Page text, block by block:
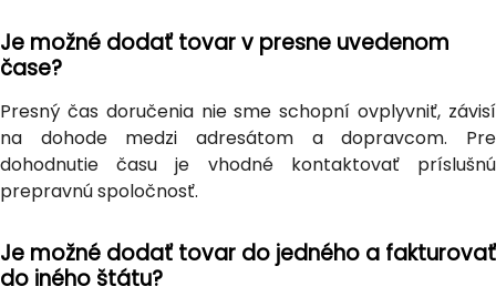
Je možné dodať tovar v presne uvedenom
čase?
Presný čas doručenia nie sme schopní ovplyvniť, závisí
na dohode medzi adresátom a dopravcom. Pre
dohodnutie času je vhodné kontaktovať príslušnú
prepravnú spoločnosť.
Je možné dodať tovar do jedného a fakturovať
do iného štátu?